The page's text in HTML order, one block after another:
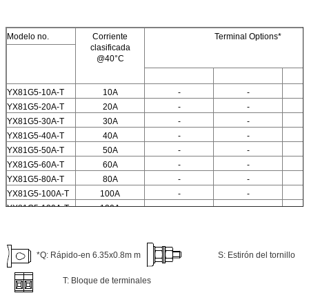
Modelo no.
Corriente
clasificada
@40°C
Terminal Options*
YX81G5-10A-T 10A -
-
YX81G5-20A-T
20A -
-
YX81G5-30A-T
30A -
-
YX81G5-40A-T
40A -
-
YX81G5-50A-T
50A -
-
YX81G5-60A-T
60A -
-
YX81G5-80A-T
80A -
-
YX81G5-100A-T
100A -
-
YX81G5-120A-T
120A -
-
*Q: Rápido-en 6.35x0.8m m S: Estirón del tornillo
T: Bloque de terminales